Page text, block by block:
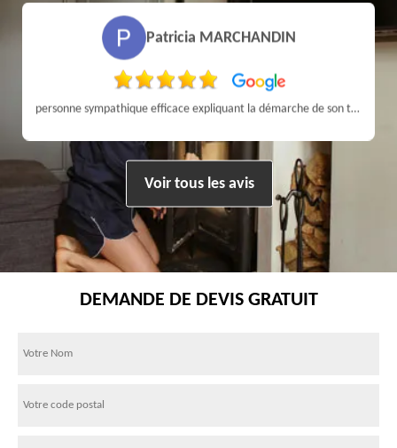
Patricia MARCHANDIN
personne sympathique efficace expliquant la démarche de son travail pour un résultat de qualité . A recommander
Voir tous les avis
DEMANDE DE DEVIS GRATUIT